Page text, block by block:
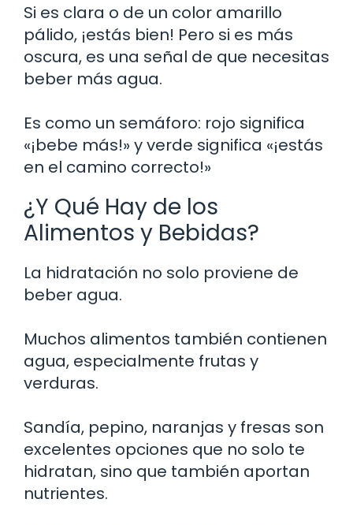
Si es clara o de un color amarillo
pálido, ¡estás bien! Pero si es más
oscura, es una señal de que necesitas
beber más agua.
Es como un semáforo: rojo significa
«¡bebe más!» y verde significa «¡estás
en el camino correcto!»
¿Y Qué Hay de los
Alimentos y Bebidas?
La hidratación no solo proviene de
beber agua.
Muchos alimentos también contienen
agua, especialmente frutas y
verduras.
Sandía, pepino, naranjas y fresas son
excelentes opciones que no solo te
hidratan, sino que también aportan
nutrientes.